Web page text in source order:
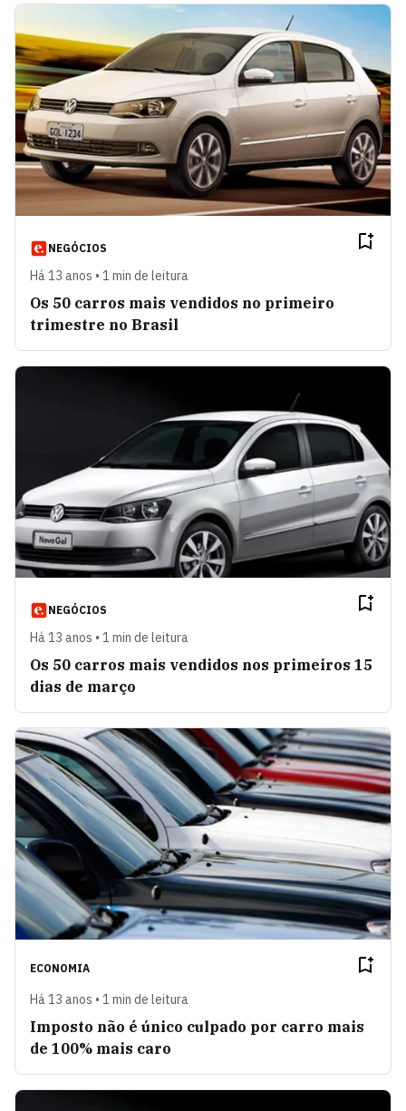
NEGÓCIOS
Há 13 anos • 1 min de leitura
Os 50 carros mais vendidos no primeiro
trimestre no Brasil
NEGÓCIOS
Há 13 anos • 1 min de leitura
Os 50 carros mais vendidos nos primeiros 15
dias de março
ECONOMIA
Há 13 anos • 1 min de leitura
Imposto não é único culpado por carro mais
de 100% mais caro